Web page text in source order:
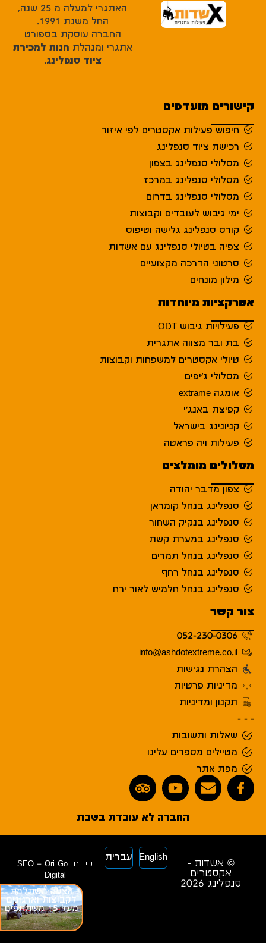
הצעה משתלמת
לקבוצות וארגונים
מעל 15 משתתפים
האתגרי למעלה מ 25 שנה,
החל משנת 1991.
החברה עוסקת בספורט
אתגרי ומנהלת חנות למכירת
ציוד סנפלינג.
קישורים מועדפים
חיפוש פעילות אקסטרים לפי איזור
רכישת ציוד סנפלינג
מסלולי סנפלינג בצפון
מסלולי סנפלינג במרכז
מסלולי סנפלינג בדרום
ימי גיבוש לעובדים וקבוצות
קורס סנפלינג גלישה וטיפוס
צפיה בטיולי סנפלינג עם אשדות
סרטוני הדרכה מקצועיים
מילון מונחים
אטרקציות מיוחדות
פעילויות גיבוש ODT
בת ובר מצווה אתגרית
טיולי אקסטרים למשפחות וקבוצות
מסלולי ג'יפים
אומגה extrame
קפיצת באנג'י
קניונינג בישראל
פעילות ויה פראטה
מסלולים מומלצים
צפון מדבר יהודה
סנפלינג בנחל קומראן
סנפלינג בנקיק השחור
סנפלינג במערת קשת
סנפלינג בנחל תמרים
סנפלינג בנחל רחף
סנפלינג בנחל חלמיש לאור ירח
צור קשר
052-230-0306
info@ashdotextreme.co.il
הצהרת נגישות
מדיניות פרטיות
תקנון ומדיניות
- - -
שאלות ותשובות
מטיילים מספרים עלינו
מפת אתר
החברה לא עובדת בשבת
© אשדות -
אקסטרים
סנפלינג 2026
English עברית
קידום SEO – Ori Go
Digital